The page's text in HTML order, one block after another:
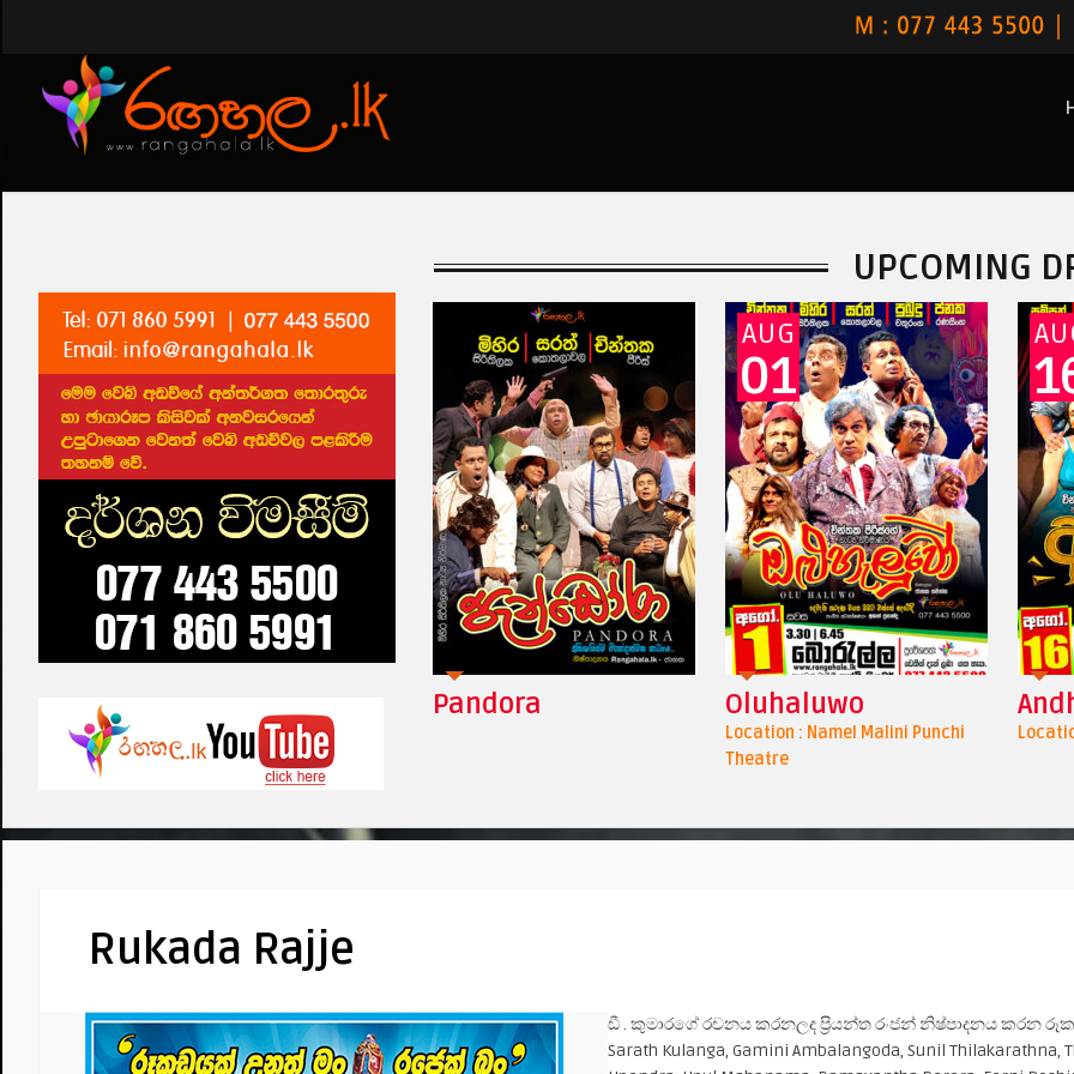
UPCOMING
Tharawo Igilethi
AUG
01
Oluhaluwo
Location : Namel Malini Punchi
AUG
16
Andhari -
Location : Elphinstone
Rukada Rajje
ඩී . කුමාරගේ රචනය කරනලද ප්‍රියන්ත රංජන් නිෂ්පාදනය කරන
Sarath Kulanga, Gamini Ambalangoda, Sunil Thilakarathna,